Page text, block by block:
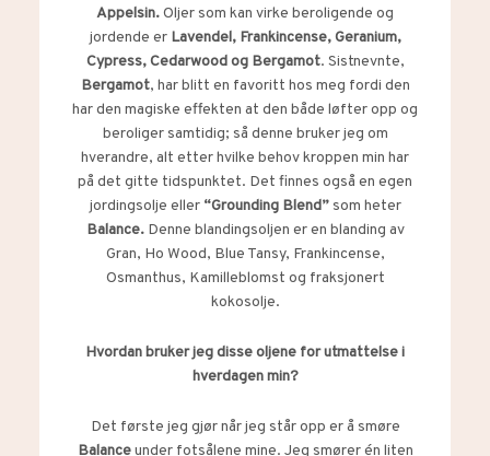
Appelsin.Oljer som kan virke beroligende og
jordende er Lavendel, Frankincense, Geranium,
Cypress, Cedarwood og Bergamot. Sistnevnte,
Bergamot, har blitt en favoritt hos meg fordi den
har den magiske effekten at den både løfter opp og
beroliger samtidig; så denne bruker jeg om
hverandre, alt etter hvilke behov kroppen min har
på det gitte tidspunktet. Det finnes også en egen
jordingsolje eller“Grounding Blend”som heter
Balance.Denne blandingsoljen er en blanding av
Gran, Ho Wood, Blue Tansy, Frankincense,
Osmanthus, Kamilleblomst og fraksjonert
kokosolje.
Hvordan bruker jeg disse oljene for utmattelse i
hverdagen min?
Det første jeg gjør når jeg står opp er å smøre
Balanceunder fotsålene mine. Jeg smører én liten